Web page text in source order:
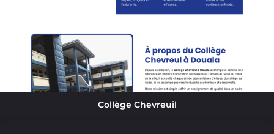
Collège Chevreuil